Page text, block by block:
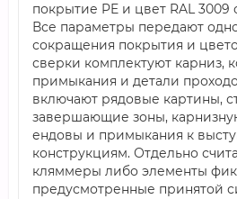
покрытие PE и цвет RAL 3009
Все параметры передают
сокращения покрытия и
сверки комплектуют карниз,
примыкания и детали
включают рядовые картины,
завершающие зоны,
ендовы и примыкания к
конструкциям. Отдельно
кляммеры либо элементы
предусмотренные принятой